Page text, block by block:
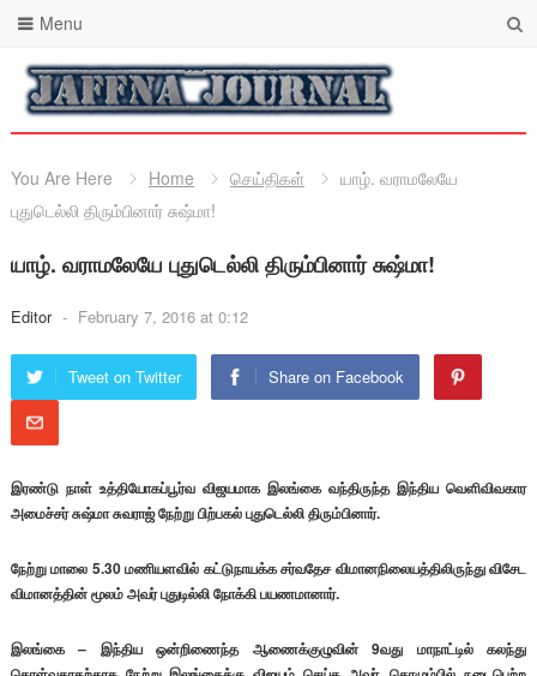
Menu
You Are Here Home செய்திகள்
யாழ். வராமலேயே
புதுடெல்லி திரும்பினார் சுஷ்மா!
யாழ். வராமலேயே புதுடெல்லி திரும்பினார் சுஷ்மா!
Editor - February 7, 2016 at 0:12
Tweet on Twitter Share on Facebook
இரண்டு நாள் உத்தியோகப்பூர்வ விஜயமாக இலங்கை வந்திருந்த இந்திய வெளிவிவகார
அமைச்சர் சுஷ்மா சுவராஜ் நேற்று பிற்பகல் புதுடெல்லி திரும்பினார்.
நேற்று மாலை 5.30 மணியளவில் கட்டுநாயக்க சர்வதேச விமானநிலையத்திலிருந்து விசேட
விமானத்தின் மூலம் அவர் புதுடில்லி நோக்கி பயணமானார்.
இலங்கை – இந்திய ஒன்றிணைந்த ஆணைக்குழுவின் 9வது மாநாட்டில் கலந்து